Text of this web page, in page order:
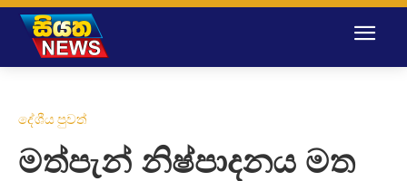
දේශීය පුවත්
මත්පැන් නිෂ්පාදනය මත